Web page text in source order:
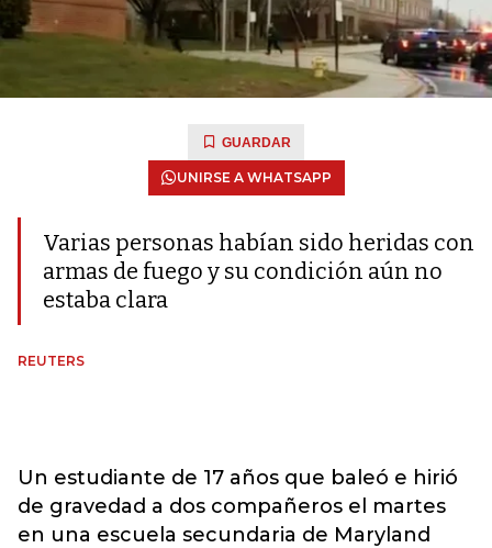
GUARDAR
UNIRSE A WHATSAPP
Varias personas habían sido heridas con
armas de fuego y su condición aún no
estaba clara
REUTERS
Un estudiante de 17 años que baleó e hirió
de gravedad a dos compañeros el martes
en una escuela secundaria de Maryland